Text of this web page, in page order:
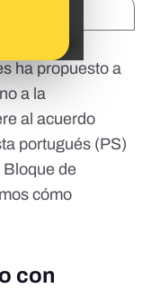
el
ha propuesto a
a la
al acuerdo
portugués (PS)
de
cómo
con